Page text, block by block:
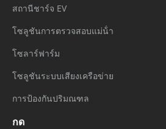
สถานีชาร์จ EV
โซลูชันการตรวจสอบแม่น้ํา
โซลาร์ฟาร์ม
โซลูชันระบบเสียงเครือข่าย
การป้องกันปริมณฑล
กด